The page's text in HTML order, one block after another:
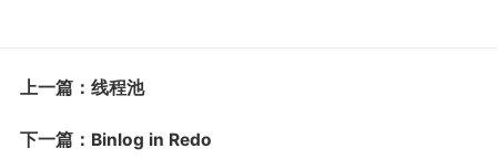
上一篇：线程池
下一篇：Binlog in Redo